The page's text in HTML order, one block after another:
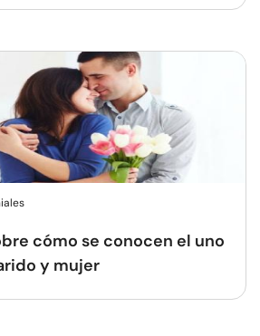
cómo se conocen el uno
y mujer